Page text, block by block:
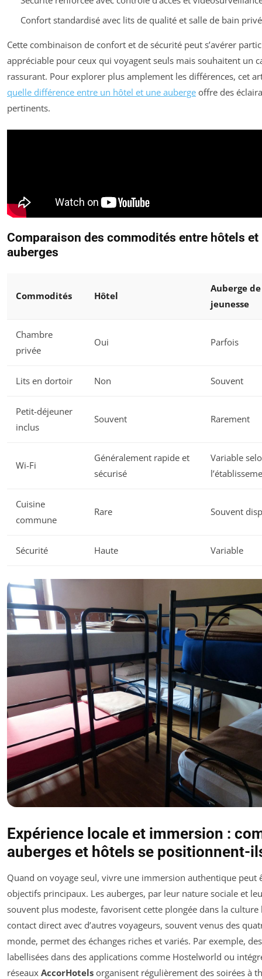
Confort standardisé avec lits de qualité et salle de bain
Cette combinaison de confort et de sécurité peut s’avérer
appréciable pour ceux qui voyagent seuls mais souhaitent un
rassurant. Pour explorer plus amplement les différences, cet
quelle différence entre un hôtel et une auberge offre des
pertinents.
Comparaison des commodités entre hôtels et
auberges
Commodités Hôtel
Auberge de
jeunesse
Chambre
privée
Oui Parfois
Lits en dortoir Non Souvent
Petit-déjeuner
inclus
Souvent Rarement
Wi-Fi
Généralement rapide et
sécurisé
Variable
Cuisine
commune
Rare Souvent
Sécurité Haute Variable
Expérience locale et immersion :
auberges et hôtels se positionnent-
Quand on voyage seul, vivre une immersion authentique peut
objectifs principaux. Les auberges, par leur nature sociale et
souvent plus modeste, favorisent cette plongée dans la culture
contact direct avec d’autres voyageurs, souvent venus des
monde, permet des échanges riches et variés. Par exemple,
labellisées dans des applications comme Hostelworld ou
réseaux AccorHotels organisent régulièrement des soirées à